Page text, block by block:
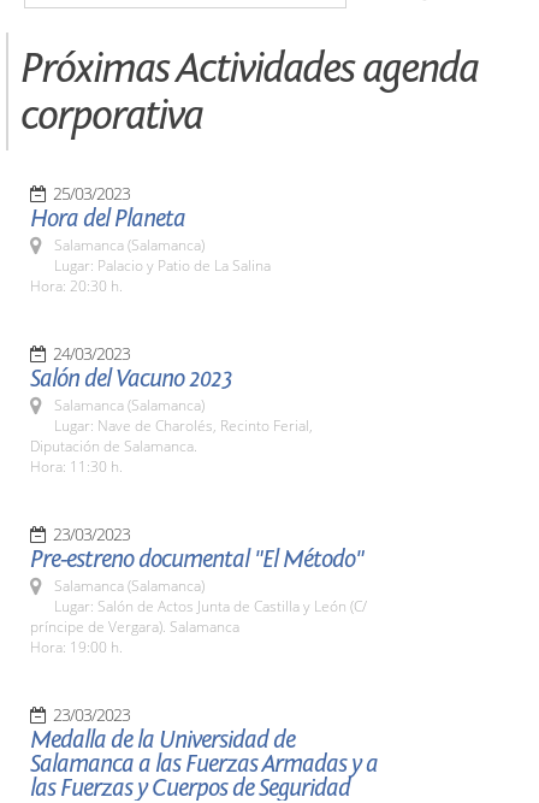
Próximas Actividades agenda
corporativa
25/03/2023
Hora del Planeta
Salamanca (Salamanca)
Lugar: Palacio y Patio de La Salina
Hora: 20:30 h.
24/03/2023
Salón del Vacuno 2023
Salamanca (Salamanca)
Lugar: Nave de Charolés, Recinto Ferial,
Diputación de Salamanca.
Hora: 11:30 h.
23/03/2023
Pre-estreno documental "El Método"
Salamanca (Salamanca)
Lugar: Salón de Actos Junta de Castilla y León (C/
príncipe de Vergara). Salamanca
Hora: 19:00 h.
23/03/2023
Medalla de la Universidad de
Salamanca a las Fuerzas Armadas y a
las Fuerzas y Cuerpos de Seguridad